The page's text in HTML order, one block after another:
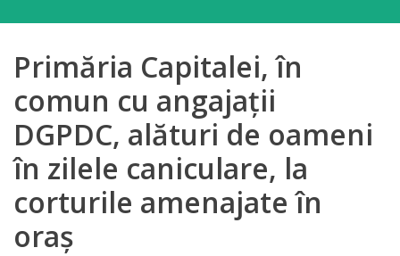
despre
DGPDC
Subdiviziuni/Servicii
Structura
Strategia
Orarul
Primăria Capitalei, în
comun cu angajații
DGPDC, alături de oameni
în zilele caniculare, la
corturile amenajate în
oraș